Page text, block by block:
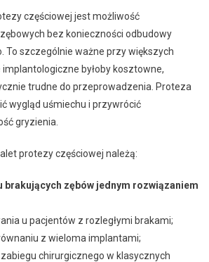
częściowej jest możliwość
bez konieczności odbudowy
To szczególnie ważne przy większych
implantologiczne byłoby kosztowne,
trudne do przeprowadzenia. Proteza
wygląd uśmiechu i przywrócić
gryzienia.
protezy częściowej należą:
brakujących zębów jednym rozwiązaniem
u pacjentów z rozległymi brakami;
z wieloma implantami;
chirurgicznego w klasycznych